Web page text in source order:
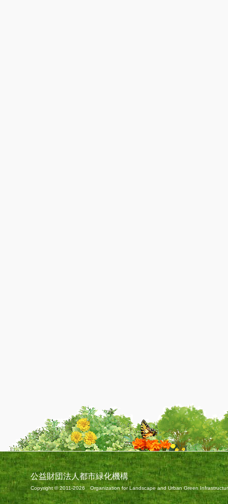
公益財団法人都市緑化機構
Copyright © 2011-2026 Organization for Landscape and Urban Green